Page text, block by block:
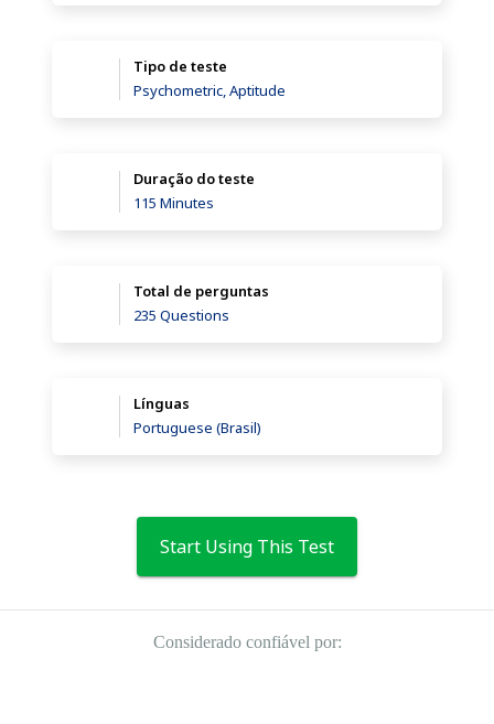
Tipo de teste
Psychometric, Aptitude
Duração do teste
115 Minutes
Total de perguntas
235 Questions
Línguas
Portuguese (Brasil)
Start Using This Test
Considerado confiável por: